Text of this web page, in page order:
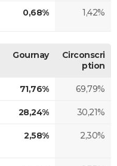
0,68% 1,42%
Gournay
Circonscri
ption
71,76% 69,79%
28,24% 30,21%
2,58% 2,30%